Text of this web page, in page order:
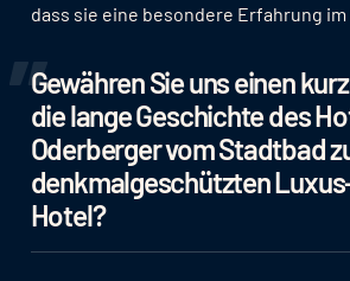
dass sie eine besondere Erfahrung im
Gewähren Sie uns einen
die lange Geschichte des
Oderberger vom Stadtbad
denkmalgeschützten
Hotel?